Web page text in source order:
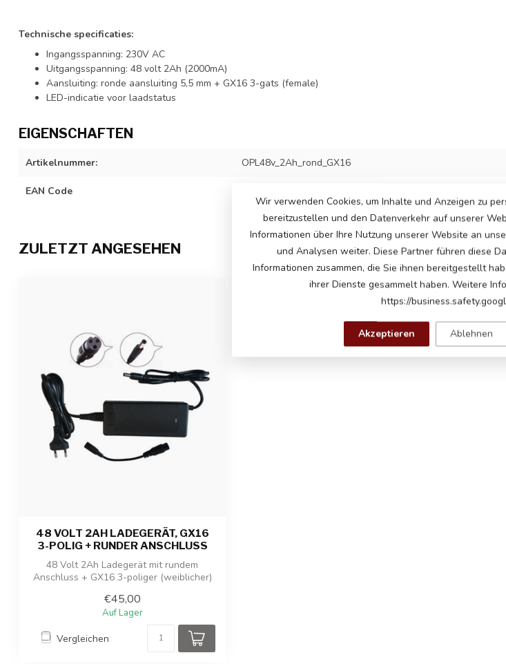
Technische specificaties:
Ingangsspanning: 230V AC
Uitgangsspanning: 48 volt 2Ah (2000mA)
Aansluiting: ronde aansluiting 5,5 mm + GX16 3-gats (female)
LED-indicatie voor laadstatus
EIGENSCHAFTEN
Artikelnummer: OPL48v_2Ah_rond_GX16
EAN Code
ZULETZT ANGESEHEN
48 VOLT 2AH LADEGERÄT, GX16
3-POLIG + RUNDER ANSCHLUSS
48 Volt 2Ah Ladegerät mit rundem
Anschluss + GX16 3-poliger (weiblicher)
€45,00
Auf Lager
Vergleichen
Wir verwenden Cookies, um Inhalte und Anzeigen zu
bereitzustellen und den Datenverkehr auf unserer
Informationen über Ihre Nutzung unserer Website an
und Analysen weiter. Diese Partner führen diese
Informationen zusammen, die Sie ihnen bereitgestellt
ihrer Dienste gesammelt haben. Weitere
https://
Akzeptieren Ablehnen